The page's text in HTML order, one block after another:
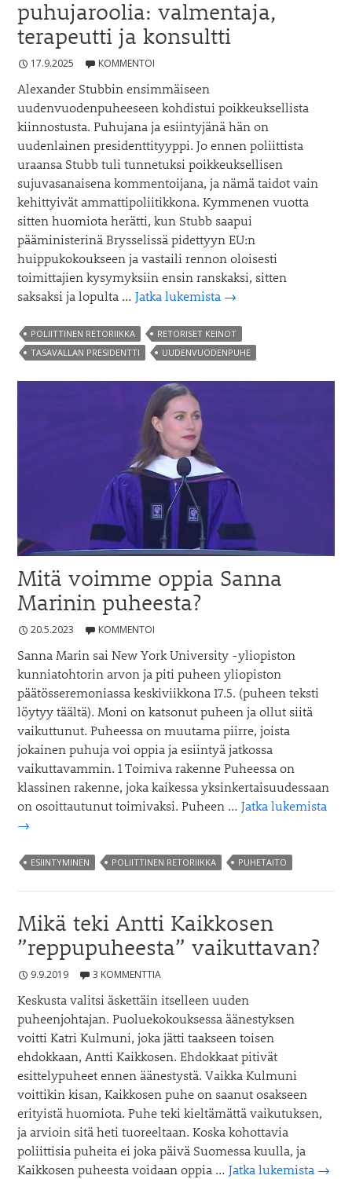
puhujaroolia: valmentaja,
terapeutti ja konsultti
17.9.2025 KOMMENTOI
Alexander Stubbin ensimmäiseen
uudenvuodenpuheeseen kohdistui poikkeuksellista
kiinnostusta. Puhujana ja esiintyjänä hän on
uudenlainen presidenttityyppi. Jo ennen poliittista
uraansa Stubb tuli tunnetuksi poikkeuksellisen
sujuvasanaisena kommentoijana, ja nämä taidot vain
kehittyivät ammattipoliitikkona. Kymmenen vuotta
sitten huomiota herätti, kun Stubb saapui
pääministerinä Brysselissä pidettyyn EU:n
huippukokoukseen ja vastaili rennon oloisesti
toimittajien kysymyksiin ensin ranskaksi, sitten
saksaksi ja lopulta …Jatka lukemista Alexander
kolme
puhujaroolia:
→
POLIITTINEN RETORIIKKA
RETORISET KEINOT
TASAVALLAN PRESIDENTTI
UUDENVUODENPUHE
Mitä voimme oppia Sanna
Marinin puheesta?
20.5.2023 KOMMENTOI
Sanna Marin sai New York University -yliopiston
kunniatohtorin arvon ja piti puheen yliopiston
päätösseremoniassa keskiviikkona 17.5. (puheen teksti
löytyy täältä). Moni on katsonut puheen ja ollut siitä
vaikuttunut. Puheessa on muutama piirre, joista
jokainen puhuja voi oppia ja esiintyä jatkossa
vaikuttavammin. 1 Toimiva rakenne Puheessa on
klassinen rakenne, joka kaikessa yksinkertaisuudessaan
on osoittautunut toimivaksi. Puheen …Jatka lukemista
→
ESIINTYMINEN POLIITTINEN RETORIIKKA PUHETAITO
Mikä teki Antti Kaikkosen
”reppupuheesta” vaikuttavan?
9.9.2019 3 KOMMENTTIA
Keskusta valitsi äskettäin itselleen uuden
puheenjohtajan. Puoluekokouksessa äänestyksen
voitti Katri Kulmuni, joka jätti taakseen toisen
ehdokkaan, Antti Kaikkosen. Ehdokkaat pitivät
esittelypuheet ennen äänestystä. Vaikka Kulmuni
voittikin kisan, Kaikkosen puhe on saanut osakseen
erityistä huomiota. Puhe teki kieltämättä vaikutuksen,
ja arvioin sitä heti tuoreeltaan. Koska kohottavia
poliittisia puheita ei joka päivä Suomessa kuulla, ja
Kaikkosen puheesta voidaan oppia …Jatka lukemista Mikä
→